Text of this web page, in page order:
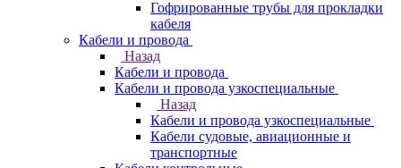
Гофрированные трубы для прокладки
кабеля
Кабели и провода
Назад
Кабели и провода
Кабели и провода узкоспециальные
Назад
Кабели и провода узкоспециальные
Кабели судовые, авиационные и
транспортные